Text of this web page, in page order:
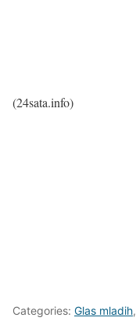
(24sata.info)
Categories: Glas mladih,